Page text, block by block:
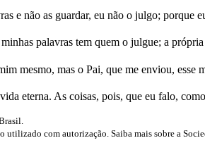
e não as guardar, eu não o julgo; porque
palavras tem quem o julgue; a
mesmo, mas o Pai, que me enviou, esse
eterna. As coisas, pois, que eu falo,
utilizado com autorização. Saiba mais sobre a